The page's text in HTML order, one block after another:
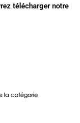
télécharger notre